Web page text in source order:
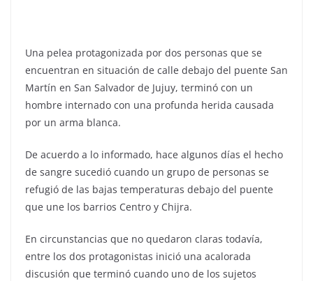
Una pelea protagonizada por dos personas que se
encuentran en situación de calle debajo del puente San
Martín en San Salvador de Jujuy, terminó con un
hombre internado con una profunda herida causada
por un arma blanca.
De acuerdo a lo informado, hace algunos días el hecho
de sangre sucedió cuando un grupo de personas se
refugió de las bajas temperaturas debajo del puente
que une los barrios Centro y Chijra.
En circunstancias que no quedaron claras todavía,
entre los dos protagonistas inició una acalorada
discusión que terminó cuando uno de los sujetos